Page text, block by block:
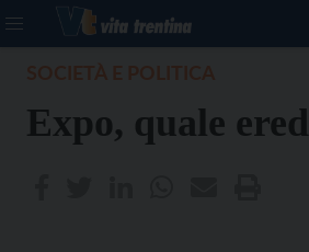
Expo, quale